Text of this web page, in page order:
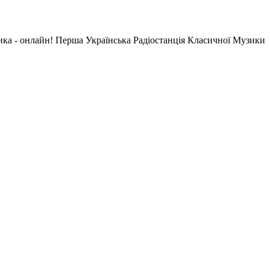
- онлайн! Перша Українська Радіостанція Класичної Музики